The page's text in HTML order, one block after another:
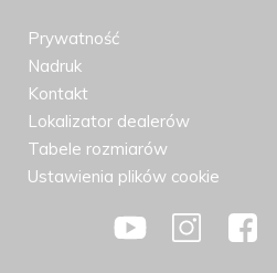
Prywatność
Nadruk
Kontakt
Lokalizator dealerów
Tabele rozmiarów
Ustawienia plików cookie